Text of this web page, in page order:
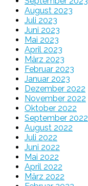
August 2023
Juli 2023
Juni 2023
Mai 2023
April 2023
März 2023
Februar 2023
Januar 2023
Dezember 2022
November 2022
Oktober 2022
September 2022
August 2022
Juli 2022
Juni 2022
Mai 2022
April 2022
März 2022